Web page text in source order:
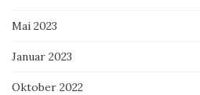
Mai 2023
Januar 2023
Oktober 2022